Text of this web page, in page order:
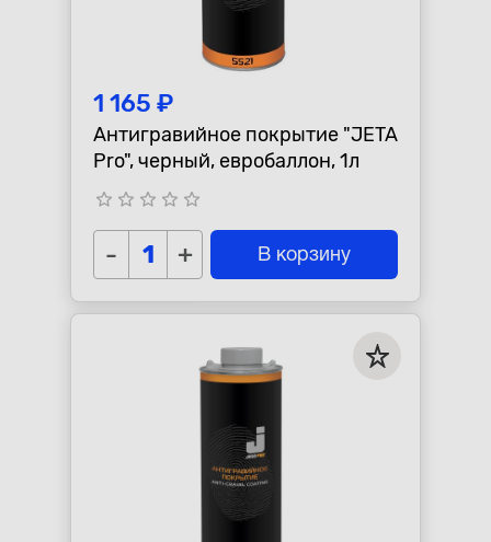
1 165 ₽
Антигравийное покрытие "JETA
Pro", черный, евробаллон, 1л
star_border star_border star_border star_border star_border
- + В корзину